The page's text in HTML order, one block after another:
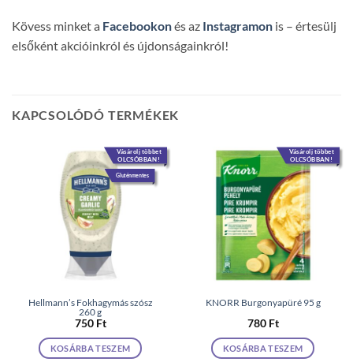
Kövess minket a Facebookonés az Instagramon is – értesülj
elsőként akcióinkról és újdonságainkról!
KAPCSOLÓDÓ TERMÉKEK
Vásárolj többet
OLCSÓBBAN!
Gluténmentes
Hellmann’s Fokhagymás szósz
260 g
750 Ft
KOSÁRBA TESZEM
Vásárolj többet
OLCSÓBBAN!
KNORR Burgonyapüré 95 g
780 Ft
KOSÁRBA TESZEM